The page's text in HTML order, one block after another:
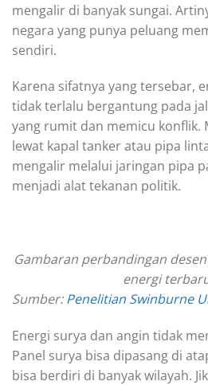
mengalir di banyak sungai.
negara yang punya peluang
sendiri.
Karena sifatnya yang tersebar,
tidak terlalu bergantung pada
yang rumit dan memicu konflik.
lewat kapal tanker atau pipa
mengalir melalui jaringan pipa
menjadi alat tekanan politik.
Gambaran perbandingan
energi
Sumber:Penelitian Swinburne
Energi surya dan angin tidak
Panel surya bisa dipasang di
bisa berdiri di banyak wilayah.